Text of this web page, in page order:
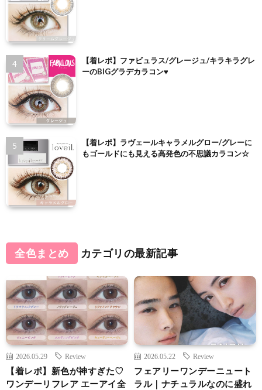
【着レポ】ファビュラス/グレージュ/キラキラグレ
ーのBIGグラデカラコン♥
【着レポ】ラヴェールキャラメルグロー/グレーに
もゴールドにも見える高発色の不思議カラコン☆
全色まとめ カテゴリの最新記事
2026.05.29 Review
【着レポ】新色が神すぎた♡
ワンデーリフレア エーアイ全
2026.05.22 Review
フェアリーワンデーニュート
ラル｜ナチュラルなのに盛れ